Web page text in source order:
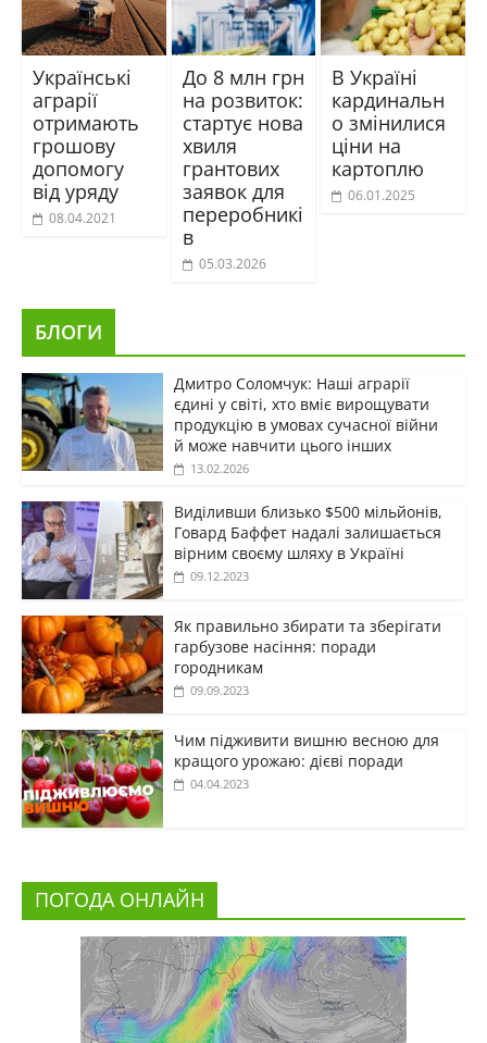
Українські
аграрії
отримають
грошову
допомогу
від уряду
08.04.2021
До 8 млн грн
на розвиток:
стартує нова
хвиля
грантових
заявок для
переробникі
в
05.03.2026
В Україні
кардинальн
о змінилися
ціни на
картоплю
06.01.2025
БЛОГИ
Дмитро Соломчук: Наші аграрії
єдині у світі, хто вміє вирощувати
продукцію в умовах сучасної війни
й може навчити цього інших
13.02.2026
Виділивши близько $500 мільйонів,
Говард Баффет надалі залишається
вірним своєму шляху в Україні
09.12.2023
Як правильно збирати та зберігати
гарбузове насіння: поради
городникам
09.09.2023
Чим підживити вишню весною для
кращого урожаю: дієві поради
04.04.2023
ПОГОДА ОНЛАЙН